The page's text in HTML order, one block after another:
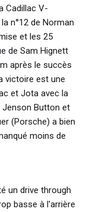
Cadillac V-
n°12 de Norman
et les 25
de Sam Hignett
après le succès
victoire est une
et Jota avec la
Jenson Button et
(Porsche) a bien
moins de
un drive through
basse à l'arrière